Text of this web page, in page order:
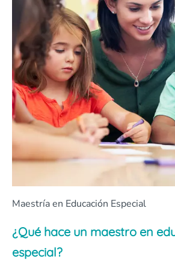
Maestría en Educación Especial
¿Qué hace un maestro en
especial?